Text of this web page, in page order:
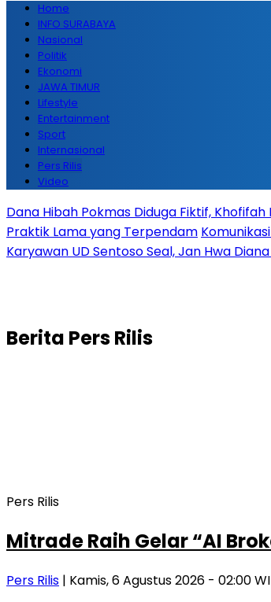
Home
INFO SURABAYA
Nasional
Politik
Ekonomi
JAWA TIMUR
Lifestyle
Entertainment
Sport
Internasional
Pers Rilis
Video
Dana Hibah Pokmas Diduga Fiktif, Khofifah
Praktik Lama yang Terpendam
Karyawan UD Sentoso Seal, Jan Hwa
Berita Pers Rilis
Pers Rilis
Mitrade Raih Gelar “AI
Pers Rilis | Kamis, 6 Agustus 2026 - 02:00